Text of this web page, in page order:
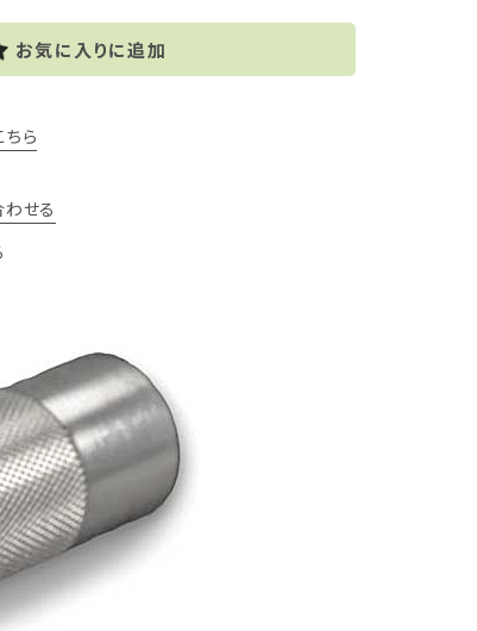
お気に入りに追加
ら
せる